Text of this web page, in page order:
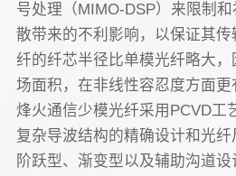
号处理（MIMO-DSP）来限制
散带来的不利影响，以保证其
纤的纤芯半径比单模光纤略大
场面积，在非线性容忍度方面更
烽火通信少模光纤采用PCVD工
复杂导波结构的精确设计和光
阶跃型、渐变型以及辅助沟道